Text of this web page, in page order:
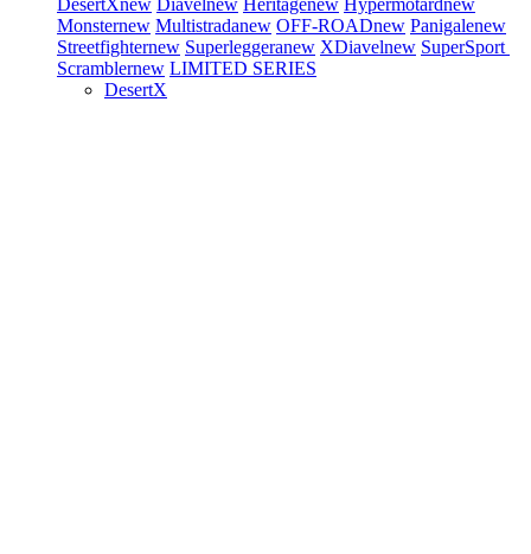
DesertXnew Diavelnew Heritagenew Hypermotardnew
Monsternew Multistradanew OFF-ROADnew Panigalenew
Streetfighternew Superleggeranew XDiavelnew SuperSport
Scramblernew LIMITED SERIES
DesertX